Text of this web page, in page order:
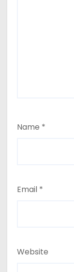
Name *
Email *
Website